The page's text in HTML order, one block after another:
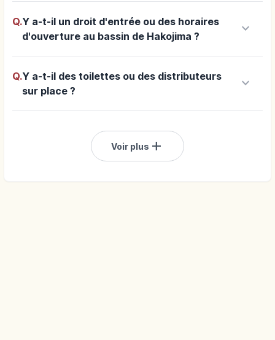
Q.Y a-t-il un droit d'entrée ou des horaires
d'ouverture au bassin de Hakojima ?
keyboard_arrow_down
Q.Y a-t-il des toilettes ou des distributeurs
sur place ?
keyboard_arrow_down
Voir plus add